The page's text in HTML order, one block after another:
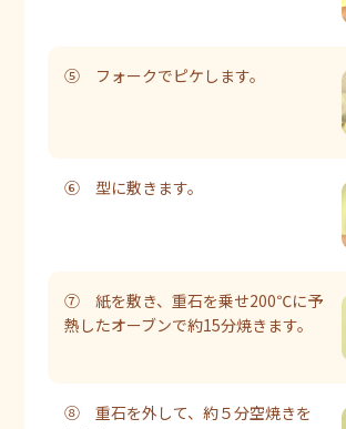
⑤ フォークでピケします。
⑥ 型に敷きます。
⑦ 紙を敷き、重石を乗せ200℃に予
熱したオーブンで約15分焼きます。
⑧ 重石を外して、約５分空焼きを